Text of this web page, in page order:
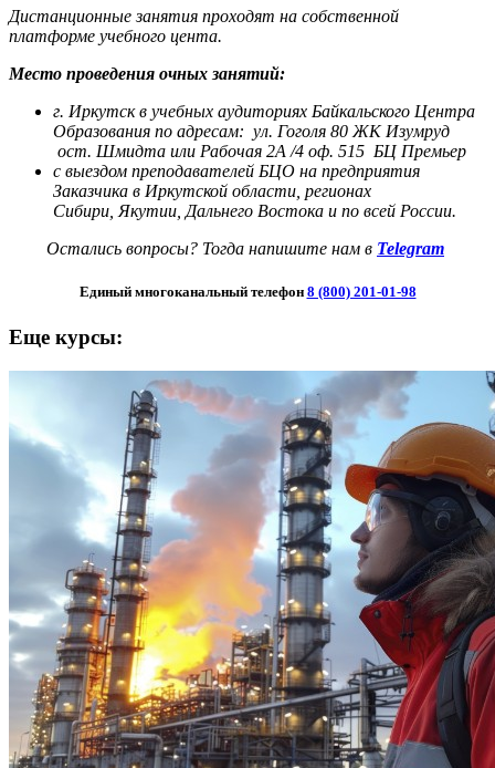
Дистанционные занятия проходят на собственной
платформе учебного цента.
Место проведения очных занятий:
г. Иркутск в учебных аудиториях Байкальского Центра
Образования по адресам: ул. Гоголя 80 ЖК Изумруд
ост. Шмидта или Рабочая 2А /4 оф. 515 БЦ Премьер
с выездом преподавателей БЦО на предприятия
Заказчика в Иркутской области, регионах
Сибири, Якутии, Дальнего Востока и по всей России.
Остались вопросы? Тогда напишите нам в Telegram
Единый многоканальный телефон 8 (800) 201-01-98
Еще курсы: